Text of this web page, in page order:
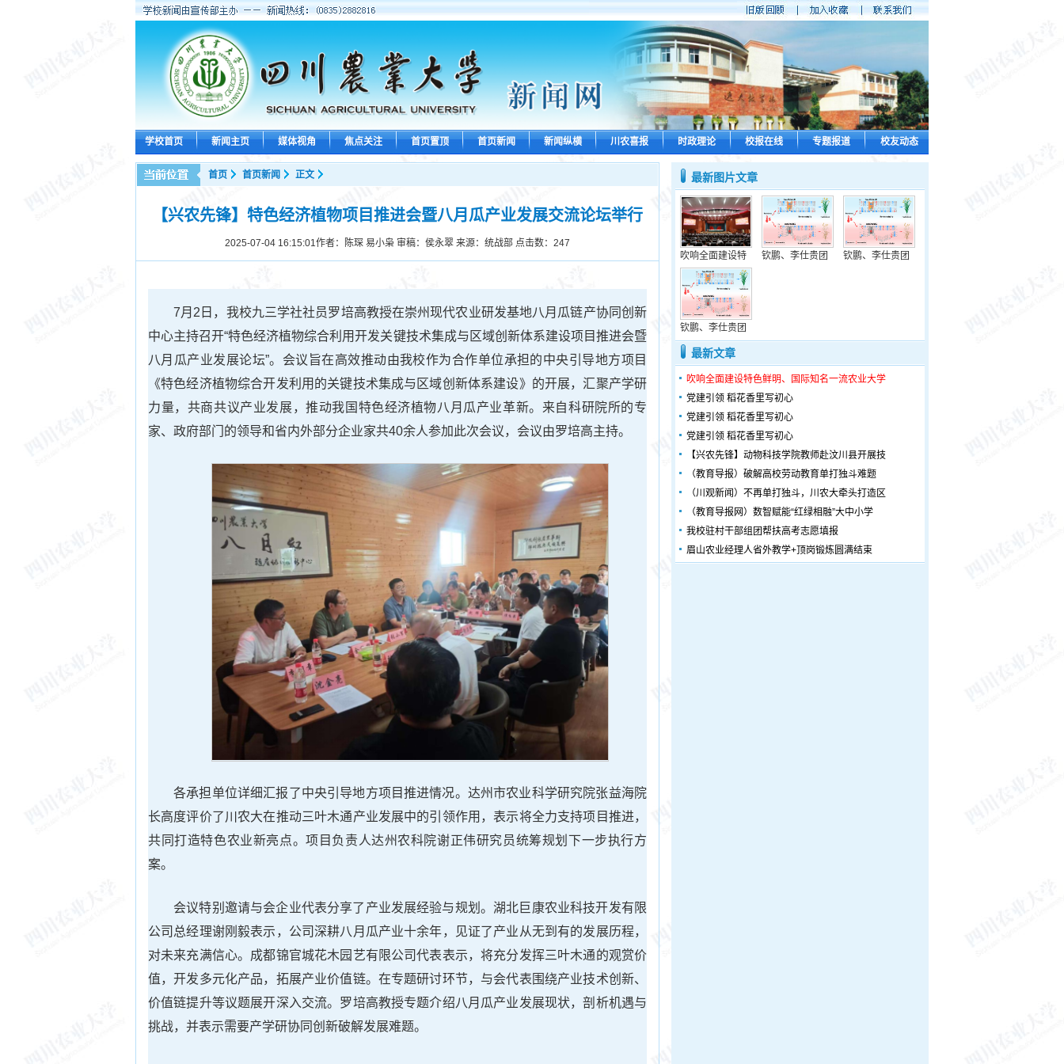
学校首页 新闻主页 媒体视角 焦点关注 首页置顶 首页新闻 新闻纵横 川农喜报 时政理论 校报在线 专题报道 校友动态
首页 首页新闻 正文
【兴农先锋】特色经济植物项目推进会暨八月瓜产业发展交流论坛举行
2025-07-04 16:15:01作者：陈琛 易小枭 审稿：侯永翠 来源：统战部 点击数： 247
7月2日，我校九三学社社员罗培高教授在崇州现代农业研发基地八月瓜链产协同创新
中心主持召开“特色经济植物综合利用开发关键技术集成与区域创新体系建设项目推进会暨
八月瓜产业发展论坛”。会议旨在高效推动由我校作为合作单位承担的中央引导地方项目
《特色经济植物综合开发利用的关键技术集成与区域创新体系建设》的开展，汇聚产学研
力量，共商共议产业发展，推动我国特色经济植物八月瓜产业革新。来自科研院所的专
家、政府部门的领导和省内外部分企业家共40余人参加此次会议，会议由罗培高主持。
各承担单位详细汇报了中央引导地方项目推进情况。达州市农业科学研究院张益海院
长高度评价了川农大在推动三叶木通产业发展中的引领作用，表示将全力支持项目推进，
共同打造特色农业新亮点。项目负责人达州农科院谢正伟研究员统筹规划下一步执行方
案。
会议特别邀请与会企业代表分享了产业发展经验与规划。湖北巨康农业科技开发有限
公司总经理谢刚毅表示，公司深耕八月瓜产业十余年，见证了产业从无到有的发展历程，
对未来充满信心。成都锦官城花木园艺有限公司代表表示，将充分发挥三叶木通的观赏价
值，开发多元化产品，拓展产业价值链。在专题研讨环节，与会代表围绕产业技术创新、
价值链提升等议题展开深入交流。罗培高教授专题介绍八月瓜产业发展现状，剖析机遇与
挑战，并表示需要产学研协同创新破解发展难题。
最新图片文章
吹响全面建设特 钦鹏、李仕贵团 钦鹏、李仕贵团
钦鹏、李仕贵团
最新文章
吹响全面建设特色鲜明、国际知名一流农业大学
党建引领 稻花香里写初心
党建引领 稻花香里写初心
党建引领 稻花香里写初心
【兴农先锋】动物科技学院教师赴汶川县开展技
（教育导报）破解高校劳动教育单打独斗难题
（川观新闻）不再单打独斗，川农大牵头打造区
（教育导报网）数智赋能“红绿相融”大中小学
我校驻村干部组团帮扶高考志愿填报
眉山农业经理人省外教学+顶岗锻炼圆满结束